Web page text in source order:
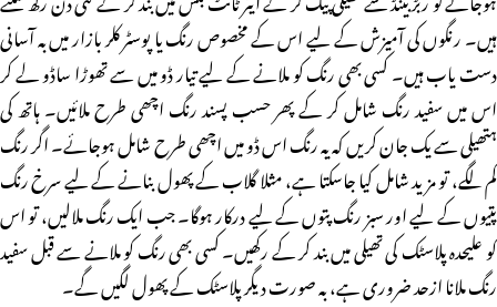
ہیں۔ رنگوں کی آمیزش کے لیے اس کے مخصوص رنگ یا پوسٹر کلر بازار میں بہ آسانی
دست یاب ہیں۔ کسی بھی رنگ کو ملانے کے لیے تیار ڈو میں سے تھوڑا ساڈو لے کر
اس میں سفید رنگ شامل کر کے پھر حسب پسند رنگ اچھی طرح ملائیں۔ ہاتھ کی
ہتھیلی سے یک جان کریں کہ یہ رنگ اس ڈو میں اچھی طرح شامل ہوجائے۔ اگر رنگ
کم لگے، تو مزید شامل کیا جاسکتا ہے، مثلا گلاب کے پھول بنانے کے لیے سرخ رنگ
پتیوں کے لیے اور سبز رنگ پتوں کے لیے درکار ہوگا۔ جب ایک رنگ ملالیں، تو اس
کو علیحدہ پلاسٹک کی تھیلی میں بند کر کے رکھیں۔ کسی بھی رنگ کو ملانے سے قبل سفید
رنگ ملانا ازحد ضروری ہے، بہ صورت دیگر پلاسٹک کے پھول لگیں گے۔